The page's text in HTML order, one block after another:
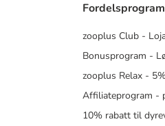
zooplus Club -
Bonusprogram -
zooplus Relax -
Affiliateprogram -
10% rabatt til